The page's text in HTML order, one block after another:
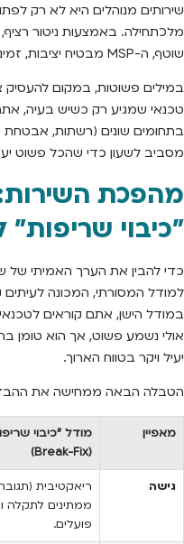
שירותים מנוהלים היא לא רק
מלכתחילה. באמצעות ניטור
שוטף, ה-MSP מבטיח יציבות, זמינות גבוהה ושקט נפשי.
טכנאי שמגיע רק כשיש בעיה,
בתחומים שונים (רשתות, אבטחת
מסביב לשעון כדי שהכל פשוט
מהפכת
"כיבוי שריפות"
כדי להבין את הערך האמיתי של
במודל הישן, אתם קוראים
אולי נשמע פשוט, אך הוא טומן
יעיל ויקר בטווח הארוך.
הטבלה הבאה ממחישה את
מאפיין
מודל "כיבוי
(Break-Fix)
גישה
ריאקטיבית
ממתינים לתקלה
פועלים.